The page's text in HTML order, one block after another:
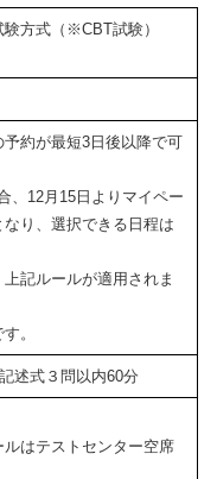
方式（※CBT試験）
約が最短3日後以降で可
、12月15日よりマイペー
り、選択できる日程は
記ルールが適用されま
。
述式３問以内60分
はテストセンター空席